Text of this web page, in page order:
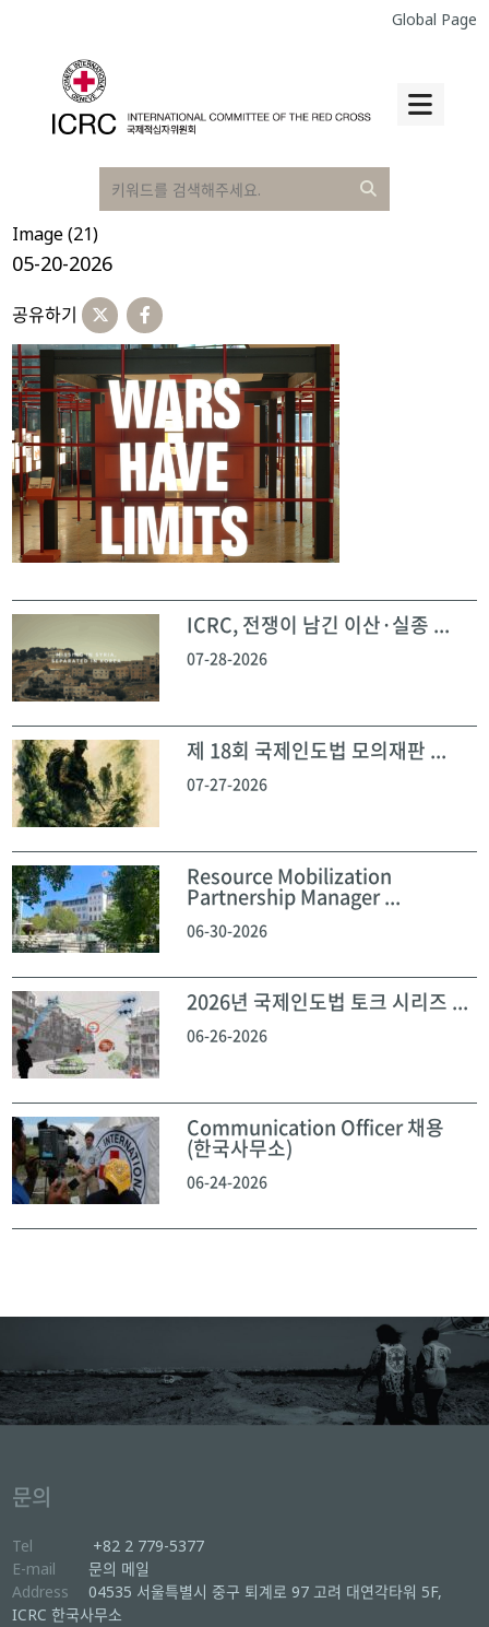
Global Page
Image (21)
05-20-2026
공유하기
ICRC, 전쟁이 남긴 이산·실종 ...
07-28-2026
제 18회 국제인도법 모의재판 ...
07-27-2026
Resource Mobilization
Partnership Manager ...
06-30-2026
2026년 국제인도법 토크 시리즈 ...
06-26-2026
Communication Officer 채용
(한국사무소)
06-24-2026
문의
Tel
+82 2 779-5377
E-mail
문의 메일
Address
04535 서울특별시 중구 퇴계로 97 고려 대연각타워 5F,
ICRC 한국사무소